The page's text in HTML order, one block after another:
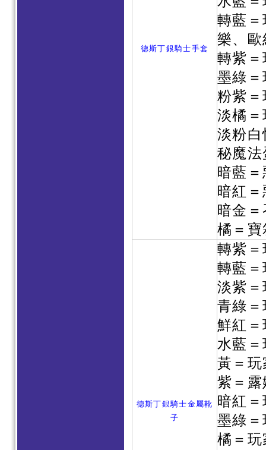
德斯丁銀騎士手套
轉藍
樂、
轉紫
墨綠
粉紫
淡橘
淡粉
秘魔法
暗藍
暗紅
暗金
橘＝
德斯丁銀騎士金屬靴
子
轉紫
轉藍
淡紫
青綠
鮮紅
水藍
黃＝
紫＝
暗紅
墨綠
橘＝